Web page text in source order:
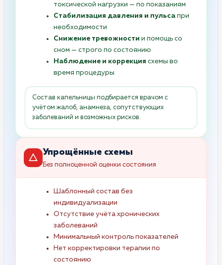
токсической нагрузки — по показаниям
Стабилизация давления и пульса при
необходимости
Снижение тревожности и помощь со
сном — строго по состоянию
Наблюдение и коррекция схемы во
время процедуры
Состав капельницы подбирается врачом с
учётом жалоб, анамнеза, сопутствующих
заболеваний и возможных рисков.
Упрощённые схемы
Без полноценной оценки состояния
Шаблонный состав без
индивидуализации
Отсутствие учёта хронических
заболеваний
Минимальный контроль показателей
Нет корректировки терапии по
состоянию